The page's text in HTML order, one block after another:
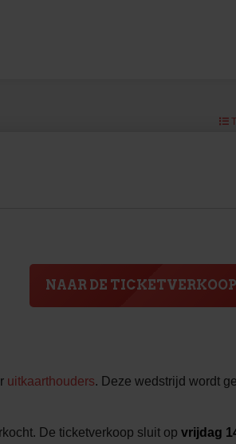
NAAR DE TICKETVERKOOP
uitkaarthouders. Deze wedstrijd wordt
De ticketverkoop sluit op vrijdag